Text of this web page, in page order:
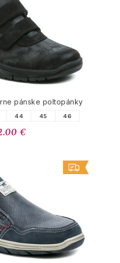
pánske poltopánky
44 45 46
€